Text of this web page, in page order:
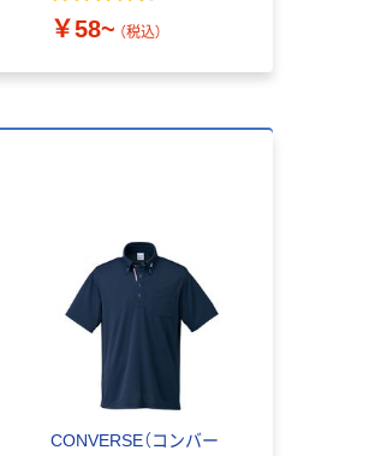
￥58~ （税込）
CONVERSE（コンバー